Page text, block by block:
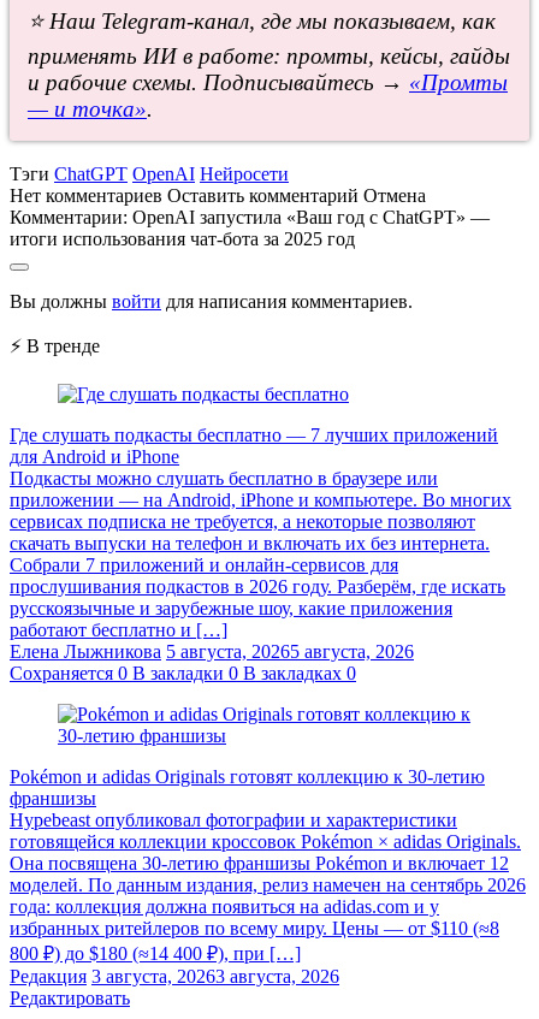
⭐ Наш Telegram-канал, где мы показываем, как
применять ИИ в работе: промты, кейсы, гайды
и рабочие схемы. Подписывайтесь → «Промты
— и точка».
Тэги ChatGPT OpenAI Нейросети
Нет комментариев Оставить комментарий Отмена
Комментарии: OpenAI запустила «Ваш год с ChatGPT» —
итоги использования чат-бота за 2025 год
Вы должны войти для написания комментариев.
⚡ В тренде
Где слушать подкасты бесплатно — 7 лучших приложений
для Android и iPhone
Подкасты можно слушать бесплатно в браузере или
приложении — на Android, iPhone и компьютере. Во многих
сервисах подписка не требуется, а некоторые позволяют
скачать выпуски на телефон и включать их без интернета.
Собрали 7 приложений и онлайн-сервисов для
прослушивания подкастов в 2026 году. Разберём, где искать
русскоязычные и зарубежные шоу, какие приложения
работают бесплатно и […]
Елена Лыжникова 5 августа, 20265 августа, 2026
Сохраняется 0 В закладки 0 В закладках 0
Pokémon и adidas Originals готовят коллекцию к 30-летию
франшизы
Hypebeast опубликовал фотографии и характеристики
готовящейся коллекции кроссовок Pokémon × adidas Originals.
Она посвящена 30-летию франшизы Pokémon и включает 12
моделей. По данным издания, релиз намечен на сентябрь 2026
года: коллекция должна появиться на adidas.com и у
избранных ритейлеров по всему миру. Цены — от $110 (≈8
800 ₽) до $180 (≈14 400 ₽), при […]
Редакция 3 августа, 20263 августа, 2026
Редактировать